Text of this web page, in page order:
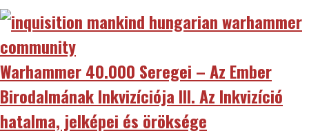
Warhammer 40.000 Seregei – Az Ember
Birodalmának Inkvizíciója III. Az Inkvizíció
hatalma, jelképei és öröksége